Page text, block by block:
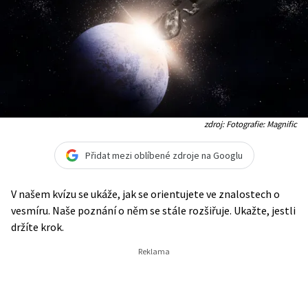
zdroj: Fotografie: Magnific
Přidat mezi oblíbené zdroje na Googlu
V našem kvízu se ukáže, jak se orientujete ve znalostech o
vesmíru. Naše poznání o něm se stále rozšiřuje. Ukažte, jestli
držíte krok.